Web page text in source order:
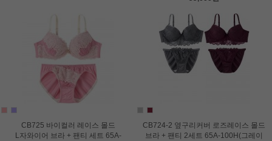
CB725 바이컬러 레이스 몰드
L자와이어 브라 + 팬티 세트 65A-
CB724-2 옆구리커버 로즈레이스 몰드
브라 + 팬티 2세트 65A-100H(그레이